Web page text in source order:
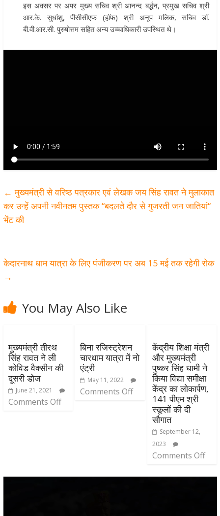
इस अवसर पर अपर मुख्य सचिव श्री आनन्द बर्द्धन, प्रमुख सचिव श्री
आर.के. सुधांशु, पीसीसीएफ (हॉफ) श्री अनूप मलिक, सचिव डॉ.
बी.वी.आर.सी. पुरुषोत्तम सहित अन्य उच्चाधिकारी उपस्थित थे।
← मुख्यमंत्री से वरिष्ठ पत्रकार एवं लेखक जय सिंह रावत ने मुलाकात
कर उन्हें अपनी नवीनतम पुस्तक “बदलते दौर से गुजरती जन जातियां“
भेंट की
केदारनाथ धाम यात्रा के लिए पंजीकरण पर अब 15 मई तक रहेगी रोक
→
You May Also Like
मुख्यमंत्री तीरथ
सिंह रावत ने ली
कोविड वैक्सीन की
दूसरी डोज
June 21, 2021
Comments Off
बिना रजिस्ट्रेशन
चारधाम यात्रा में नो
एंट्री
May 11, 2022
Comments Off
केंद्रीय शिक्षा मंत्री
और मुख्यमंत्री
पुष्कर सिंह धामी ने
किया विद्या समीक्षा
केंद्र का लोकार्पण,
141 पीएम श्री
स्कूलों की दी
सौगात
September 12,
2023
Comments Off